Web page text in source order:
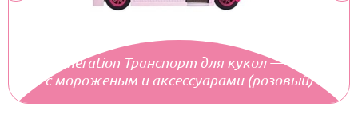
Our Generation Транспорт для кукол — Фургон
с мороженым и аксессуарами (розовый)